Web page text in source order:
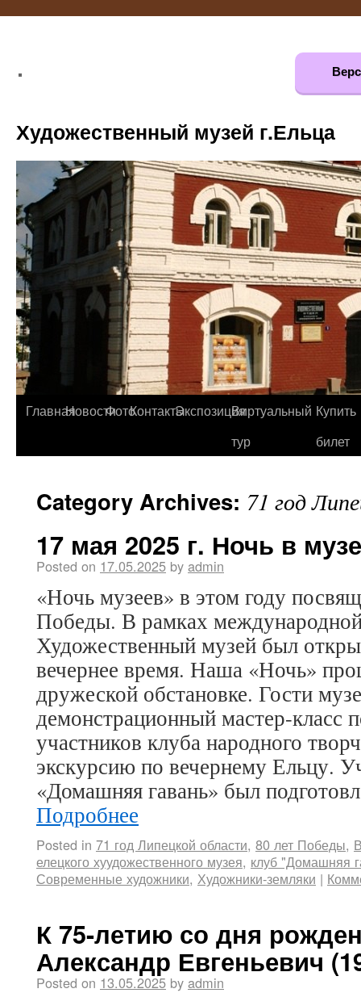
Художественный музей г.Ельца
ГлавнаяНовостиФотоКонтактыЭкспозицияВиртуальный
тур
Купить
билет
Category Archives: 71 год
17 мая 2025 г. Ночь в
Posted on 17.05.2025 by admin
«Ночь музеев» в этом году
Победы. В рамках
Художественный музей был
вечернее время. Наша «Ночь»
дружеской обстановке. Гости
демонстрационный мастер-класс
участников клуба народного
экскурсию по вечернему Ельцу.
«Домашняя гавань» был
Подробнее
Posted in 71 год Липецкой области, 80 лет Победы,
елецкого хуудожественного музея, клуб "Домашняя
Современные художники, Художники-земляки |
К 75-летию со дня
Александр Евгеньевич
Posted on 13.05.2025 by admin